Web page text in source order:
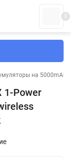
0
на 5000mAh
1-Power